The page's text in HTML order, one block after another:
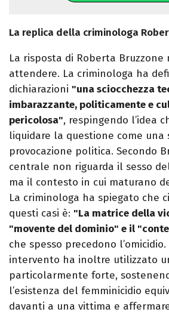
La replica della criminologa
La risposta di Roberta
attendere. La criminologa ha
dichiarazioni "una sciocchezza
imbarazzante, politicamente e
pericolosa", respingendo l’idea
liquidare la questione come una
provocazione politica. Secondo
centrale non riguarda il sesso
ma il contesto in cui maturano
La criminologa ha spiegato che
questi casi è: "La matrice della
"movente del dominio" e il
che spesso precedono
intervento ha inoltre utilizzato
particolarmente forte,
l’esistenza del femminicidio
davanti a una vittima e